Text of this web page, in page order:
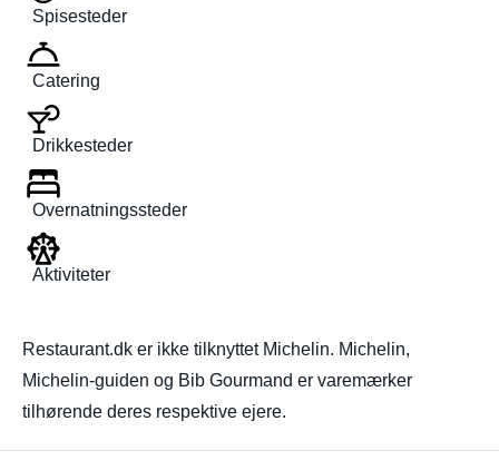
Spisesteder
Catering
Drikkesteder
Overnatningssteder
Aktiviteter
Restaurant.dk er ikke tilknyttet Michelin. Michelin,
Michelin-guiden og Bib Gourmand er varemærker
tilhørende deres respektive ejere.